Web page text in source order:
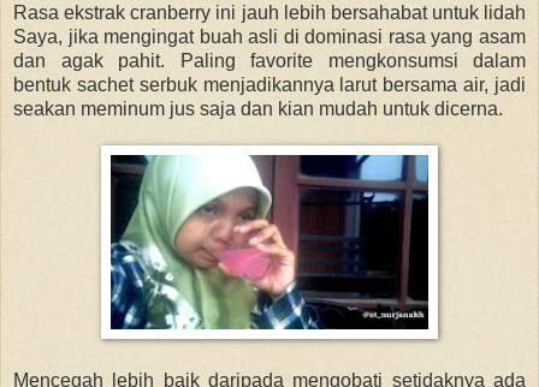
Rasa ekstrak cranberry ini jauh lebih bersahabat untuk lidah
Saya, jika mengingat buah asli di dominasi rasa yang asam
dan agak pahit. Paling favorite mengkonsumsi dalam
bentuk sachet serbuk menjadikannya larut bersama air, jadi
seakan meminum jus saja dan kian mudah untuk dicerna.
Mencegah lebih baik daripada mengobati setidaknya ada